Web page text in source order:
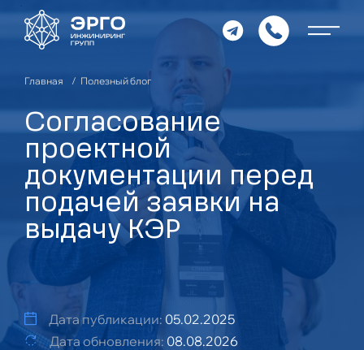
Главная Полезный блог
Согласование
проектной
документации перед
подачей заявки на
выдачу КЭР
Дата публикации: 05.02.2025
Дата обновления: 08.08.2026